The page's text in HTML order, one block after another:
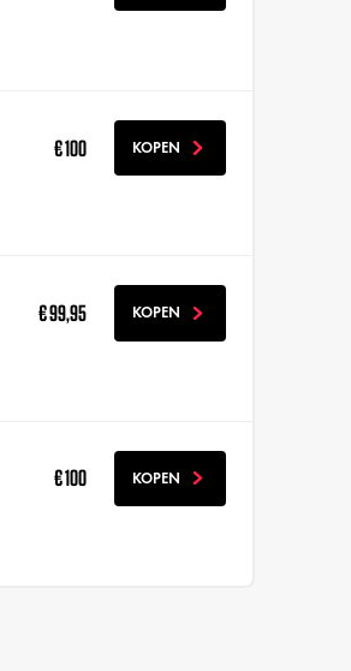
€ 100 KOPEN
€ 99,95 KOPEN
€ 100 KOPEN